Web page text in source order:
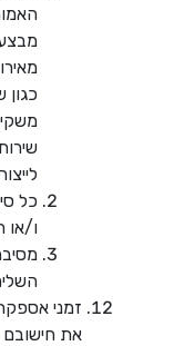
כל
ו/או
זמני
את חישובם